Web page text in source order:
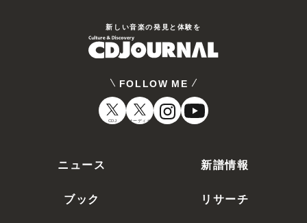
新しい⾳楽の発⾒と体験を
FOLLOW ME
CDJ オーディオ
ニュース 新譜情報
ブック リサーチ